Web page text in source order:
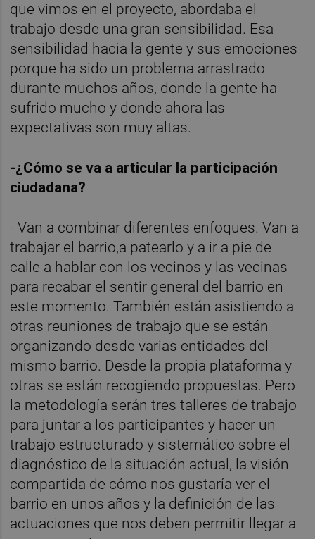
que vimos en el proyecto, abordaba el
trabajo desde una gran sensibilidad. Esa
sensibilidad hacia la gente y sus emociones
porque ha sido un problema arrastrado
durante muchos años, donde la gente ha
sufrido mucho y donde ahora las
expectativas son muy altas.
-¿Cómo se va a articular la participación
ciudadana?
- Van a combinar diferentes enfoques. Van a
trabajar el barrio,a patearlo y a ir a pie de
calle a hablar con los vecinos y las vecinas
para recabar el sentir general del barrio en
este momento. También están asistiendo a
otras reuniones de trabajo que se están
organizando desde varias entidades del
mismo barrio. Desde la propia plataforma y
otras se están recogiendo propuestas. Pero
la metodología serán tres talleres de trabajo
para juntar a los participantes y hacer un
trabajo estructurado y sistemático sobre el
diagnóstico de la situación actual, la visión
compartida de cómo nos gustaría ver el
barrio en unos años y la definición de las
actuaciones que nos deben permitir llegar a